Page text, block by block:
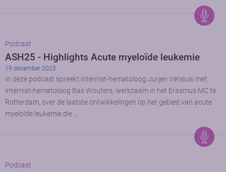
Podcast
ASH25 - Highlights Acute myeloïde leukemie
19 december 2025
In deze podcast spreekt internist-hematoloog Jurjen Versluis met
internist-hematoloog Bas Wouters, werkzaam in het Erasmus MC te
Rotterdam, over de laatste ontwikkelingen op het gebied van acute
myeloïde leukemie die …
Podcast